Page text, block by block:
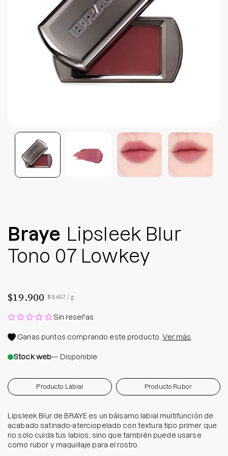
Protector Solar en Barra No.1
Parche para granitos
Rastrear mi Pedido
Parches para granitos internos
Parches para manchitas pos acné
Braye Lipsleek Blur
Tono 07 Lowkey
$19.900 Precio por unidad
$8.652 /por
g
Sin reseñas
Ganas puntos comprando este producto.Ver más
Stock web— Disponible
Producto Labial Producto Rubor
Lipsleek Blur de BRAYE es un bálsamo labial multifunción de
acabado satinado-aterciopelado con textura tipo primer que
no solo cuida tus labios, sino que también puede usarse
como rubor y maquillaje para el rostro.